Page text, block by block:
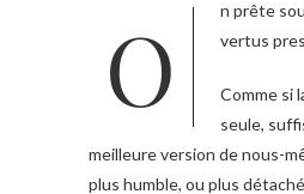
On prête souvent à l’Aïkido des vertus
Comme si
seule,
meilleure version de nous-
plus humble, ou plus